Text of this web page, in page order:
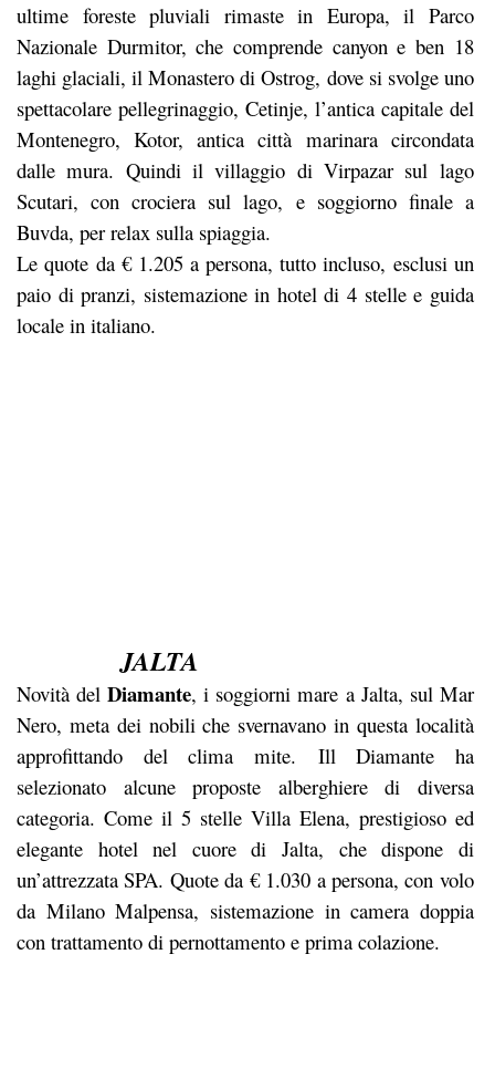
ultime foreste pluviali rimaste in Europa, il Parco
Nazionale Durmitor, che comprende canyon e ben 18
laghi glaciali, il Monastero di Ostrog, dove si svolge uno
spettacolare pellegrinaggio, Cetinje, l’antica capitale del
Montenegro, Kotor, antica città marinara circondata
dalle mura. Quindi il villaggio di Virpazar sul lago
Scutari, con crociera sul lago, e soggiorno finale a
Buvda, per relax sulla spiaggia.
Le quote da € 1.205 a persona, tutto incluso, esclusi un
paio di pranzi, sistemazione in hotel di 4 stelle e guida
locale in italiano.
JALTA
Novità delDiamante, i soggiorni mare a Jalta, sul Mar
Nero, meta dei nobili che svernavano in questa località
approfittando del clima mite. Ill Diamante ha
selezionato alcune proposte alberghiere di diversa
categoria. Come il 5 stelle Villa Elena, prestigioso ed
elegante hotel nel cuore di Jalta, che dispone di
un’attrezzata SPA. Quote da € 1.030 a persona, con volo
da Milano Malpensa, sistemazione in camera doppia
con trattamento di pernottamento e prima colazione.